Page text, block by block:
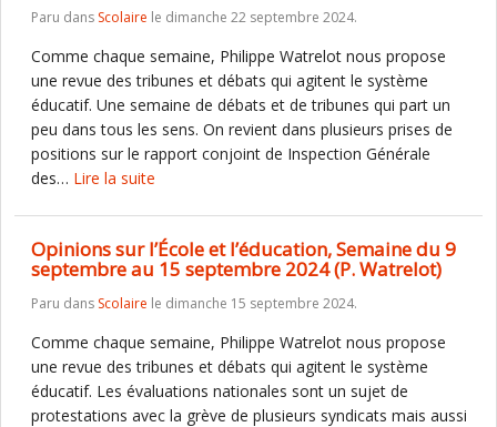
Paru dans Scolaire le dimanche 22 septembre 2024.
Comme chaque semaine, Philippe Watrelot nous propose
une revue des tribunes et débats qui agitent le système
éducatif. Une semaine de débats et de tribunes qui part un
peu dans tous les sens. On revient dans plusieurs prises de
positions sur le rapport conjoint de Inspection Générale
des… Lire la suite
Opinions sur l’École et l’éducation, Semaine du 9
septembre au 15 septembre 2024 (P. Watrelot)
Paru dans Scolaire le dimanche 15 septembre 2024.
Comme chaque semaine, Philippe Watrelot nous propose
une revue des tribunes et débats qui agitent le système
éducatif. Les évaluations nationales sont un sujet de
protestations avec la grève de plusieurs syndicats mais aussi